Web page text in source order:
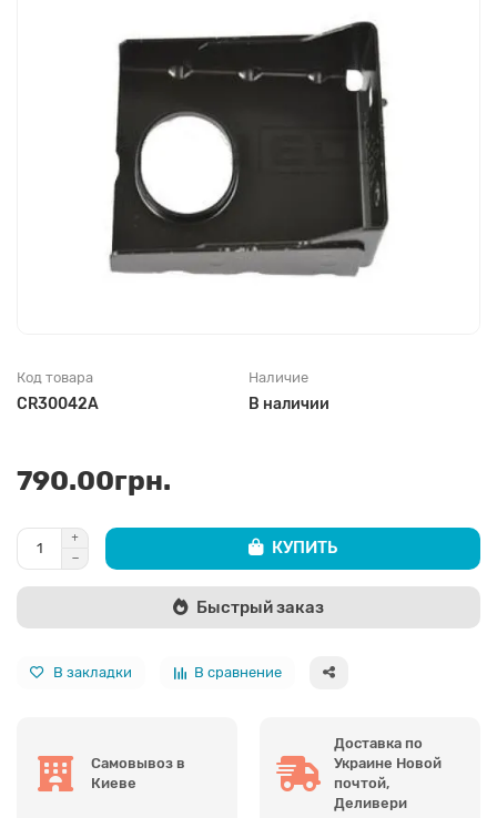
Код товара
CR30042A
Наличие
В наличии
790.00грн.
КУПИТЬ
Быстрый заказ
В закладки В сравнение
Самовывоз в
Киеве
Доставка по
Украине Новой
почтой,
Деливери